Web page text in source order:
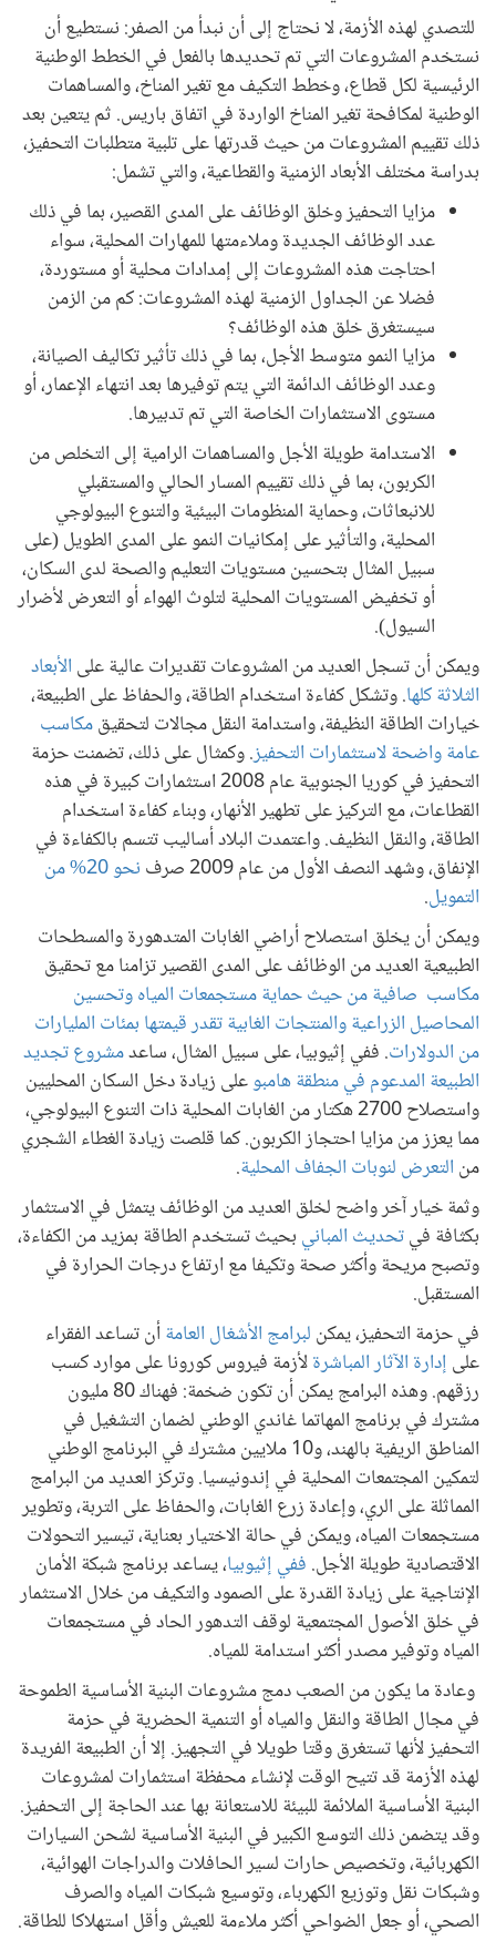
للتصدي لهذه الأزمة، لا نحتاج إلى أن نبدأ من الصفر: نستطيع أن
نستخدم المشروعات التي تم تحديدها بالفعل في الخطط الوطنية
الرئيسية لكل قطاع، وخطط التكيف مع تغير المناخ، والمساهمات
الوطنية لمكافحة تغير المناخ الواردة في اتفاق باريس. ثم يتعين بعد
ذلك تقييم المشروعات من حيث قدرتها على تلبية متطلبات التحفيز،
بدراسة مختلف الأبعاد الزمنية والقطاعية، والتي تشمل:
مزايا التحفيز وخلق الوظائف على المدى القصير، بما في ذلك
عدد الوظائف الجديدة وملاءمتها للمهارات المحلية، سواء
احتاجت هذه المشروعات إلى إمدادات محلية أو مستوردة،
فضلا عن الجداول الزمنية لهذه المشروعات: كم من الزمن
سيستغرق خلق هذه الوظائف؟
مزايا النمو متوسط الأجل، بما في ذلك تأثير تكاليف الصيانة،
وعدد الوظائف الدائمة التي يتم توفيرها بعد انتهاء الإعمار، أو
مستوى الاستثمارات الخاصة التي تم تدبيرها.
الاستدامة طويلة الأجل والمساهمات الرامية إلى التخلص من
الكربون، بما في ذلك تقييم المسار الحالي والمستقبلي
للانبعاثات، وحماية المنظومات البيئية والتنوع البيولوجي
المحلية، والتأثير على إمكانيات النمو على المدى الطويل (على
سبيل المثال بتحسين مستويات التعليم والصحة لدى السكان،
أو تخفيض المستويات المحلية لتلوث الهواء أو التعرض لأضرار
السيول).
ويمكن أن تسجل العديد من المشروعات تقديرات عالية على الأبعاد
الثلاثة كلها. وتشكل كفاءة استخدام الطاقة، والحفاظ على الطبيعة،
خيارات الطاقة النظيفة، واستدامة النقل مجالات لتحقيقمكاسب
عامة واضحة لاستثمارات التحفيز. وكمثال على ذلك، تضمنت حزمة
التحفيز في كوريا الجنوبية عام 2008 استثمارات كبيرة في هذه
القطاعات، مع التركيز على تطهير الأنهار، وبناء كفاءة استخدام
الطاقة، والنقل النظيف. واعتمدت البلاد أساليب تتسم بالكفاءة في
الإنفاق، وشهد النصف الأول من عام 2009 صرف
نحو 20% من
التمويل.
ويمكن أن يخلق استصلاح أراضي الغابات المتدهورة والمسطحات
الطبيعية العديد من الوظائف على المدى القصير تزامنا مع تحقيق
مكاسب صافية من حيث حماية مستجمعات المياه وتحسين
المحاصيل الزراعية والمنتجات الغابية تقدر قيمتها بمئات المليارات
من الدولارات. ففي إثيوبيا، على سبيل المثال، ساعدمشروع تجديد
الطبيعة المدعوم في منطقة هامبوعلى زيادة دخل السكان المحليين
واستصلاح 2700 هكتار من الغابات المحلية ذات التنوع البيولوجي،
مما يعزز من مزايا احتجاز الكربون. كما قلصت زيادة الغطاء الشجري
من التعرض لنوبات الجفاف المحلية.
وثمة خيار آخر واضح لخلق العديد من الوظائف يتمثل في الاستثمار
بكثافة فيتحديث المباني بحيث تستخدم الطاقة بمزيد من الكفاءة،
وتصبح مريحة وأكثر صحة وتكيفا مع ارتفاع درجات الحرارة في
المستقبل.
في حزمة التحفيز، يمكن لبرامج الأشغال العامة أن تساعد الفقراء
على إدارة الآثار المباشرةلأزمة فيروس كورونا على موارد كسب
رزقهم. وهذه البرامج يمكن أن تكون ضخمة: فهناك 80 مليون
مشترك في برنامج المهاتما غاندي الوطني لضمان التشغيل في
المناطق الريفية بالهند، و10 ملايين مشترك في البرنامج الوطني
لتمكين المجتمعات المحلية في إندونيسيا. وتركز العديد من البرامج
المماثلة على الري، وإعادة زرع الغابات، والحفاظ على التربة، وتطوير
مستجمعات المياه، ويمكن في حالة الاختيار بعناية، تيسير التحولات
الاقتصادية طويلة الأجل. ففي إثيوبيا، يساعد برنامج شبكة الأمان
الإنتاجية على زيادة القدرة على الصمود والتكيف من خلال الاستثمار
في خلق الأصول المجتمعية لوقف التدهور الحاد في مستجمعات
المياه وتوفير مصدر أكثر استدامة للمياه.
وعادة ما يكون من الصعب دمج مشروعات البنية الأساسية الطموحة
في مجال الطاقة والنقل والمياه أو التنمية الحضرية في حزمة
التحفيز لأنها تستغرق وقتا طويلا في التجهيز. إلا أن الطبيعة الفريدة
لهذه الأزمة قد تتيح الوقت لإنشاء محفظة استثمارات لمشروعات
البنية الأساسية الملائمة للبيئة للاستعانة بها عند الحاجة إلى التحفيز.
وقد يتضمن ذلك التوسع الكبير في البنية الأساسية لشحن السيارات
الكهربائية، وتخصيص حارات لسير الحافلات والدراجات الهوائية،
وشبكات نقل وتوزيع الكهرباء، وتوسيع شبكات المياه والصرف
الصحي، أو جعل الضواحي أكثر ملاءمة للعيش وأقل استهلاكا للطاقة.